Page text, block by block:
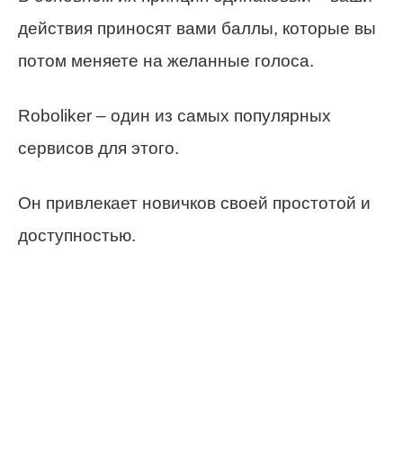
действия приносят вами баллы, которые вы
потом меняете на желанные голоса.
Roboliker – один из самых популярных
сервисов для этого.
Он привлекает новичков своей простотой и
доступностью.